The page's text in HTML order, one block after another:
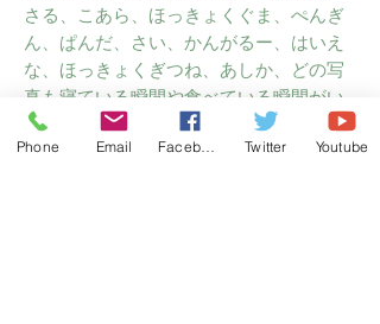
さる、こあら、ほっきょくぐま、ぺんぎ
ん、ぱんだ、さい、かんがるー、はいえ
な、ほっきょくぎつね、あしか、どの写
真も寝ている瞬間や食べている瞬間がい
きいきと撮られています。
Phone Email Twitter Youtube